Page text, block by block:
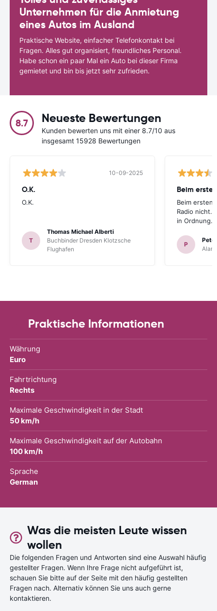
Unternehmen für die Anmietung
eines Autos im Ausland
Praktische Website, einfacher Telefonkontakt bei
Fragen. Alles gut organisiert, freundliches Personal.
Habe schon ein paar Mal ein Auto bei dieser Firma
gemietet und bin bis jetzt sehr zufrieden.
8.7 Neueste Bewertungen
Kunden bewerten uns mit einer 8.7/10 aus
insgesamt 15928 Bewertungen
10-09-2025
O.K.
O.K.
T
Thomas Michael Alberti
Buchbinder Dresden Klotzsche
Flughafen
Beim
Beim ersten
Radio nicht.
in Ordnung.
P
Praktische Informationen
Währung
Euro
Fahrtrichtung
Rechts
Maximale Geschwindigkeit in der Stadt
50 km/h
Maximale Geschwindigkeit auf der Autobahn
100 km/h
Sprache
German
Was die meisten Leute wissen
wollen
Die folgenden Fragen und Antworten sind eine Auswahl häufig
gestellter Fragen. Wenn Ihre Frage nicht aufgeführt ist,
schauen Sie bitte auf der Seite mit den häufig gestellten
Fragen nach. Alternativ können Sie uns auch gerne
kontaktieren.